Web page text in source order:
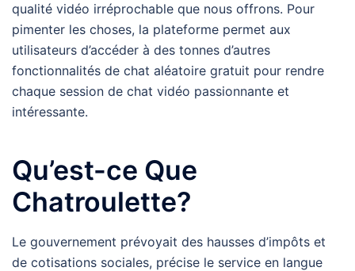
qualité vidéo irréprochable que nous offrons. Pour
pimenter les choses, la plateforme permet aux
utilisateurs d’accéder à des tonnes d’autres
fonctionnalités de chat aléatoire gratuit pour rendre
chaque session de chat vidéo passionnante et
intéressante.
Qu’est-ce Que
Chatroulette?
Le gouvernement prévoyait des hausses d’impôts et
de cotisations sociales, précise le service en langue